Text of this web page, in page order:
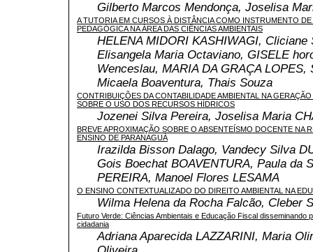
Gilberto Marcos Mendonça, Joselisa
A TUTORIA EM CURSOS À DISTÂNCIA COMO INSTRUMENTO
PEDAGÓGICA NA ÁREA DAS CIÊNCIAS AMBIENTAIS
HELENA MIDORI KASHIWAGI, Cliciane
Elisangela Maria Octaviano, GISELE
Wenceslau, MARIA DA GRAÇA LOPES,
Micaela Boaventura, Thais Souza
CONTRIBUIÇÕES DA CONTABILIDADE AMBIENTAL NA
SOBRE O USO DOS RECURSOS HÍDRICOS
Jozenei Silva Pereira, Joselisa Maria
BREVE APROXIMAÇÃO SOBRE O ABSENTEÍSMO DOCENTE NA
ENSINO DE PARANAGUÁ
Irazilda Bisson Dalago, Vandecy Silva
Gois Boechat BOAVENTURA, Paula da
PEREIRA, Manoel Flores LESAMA
O ENSINO CONTEXTUALIZADO DO DIREITO AMBIENTAL NA
Wilma Helena da Rocha Falcão, Cleber
Futuro Verde: Ciências Ambientais e Educação Fiscal disseminando
cidadania
Adriana Aparecida LAZZARINI, Maria